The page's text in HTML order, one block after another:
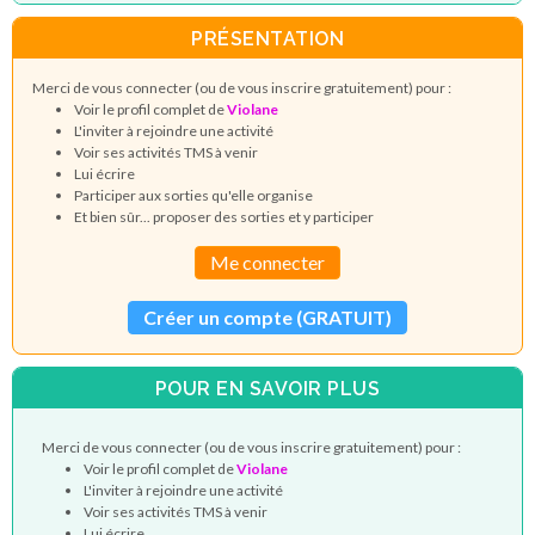
PRÉSENTATION
Merci de vous connecter (ou de vous inscrire gratuitement) pour :
Voir le profil complet deViolane
L'inviter à rejoindre une activité
Voir ses activités TMS à venir
Lui écrire
Participer aux sorties qu'elle organise
Et bien sûr... proposer des sorties et y participer
Me connecter
Créer un compte (GRATUIT)
POUR EN SAVOIR PLUS
Merci de vous connecter (ou de vous inscrire gratuitement) pour :
Voir le profil complet deViolane
L'inviter à rejoindre une activité
Voir ses activités TMS à venir